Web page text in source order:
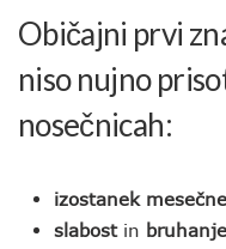
Običajni prvi
niso nujno
nosečnicah:
izostanek
slabostin bruhanje